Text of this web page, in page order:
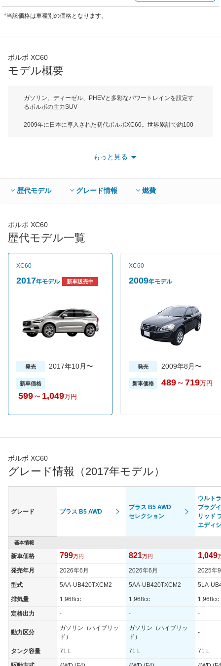
*当該価格は車種別の価格となります。
ボルボ XC60
モデル概要
ガソリン、ディーゼル、PHEVと多彩なパワートレインを設定す
るボルボの主力SUV
2009年に日本に導入された初代ボルボXC60。世界累計で約100
場。ボルボXC90やV90で採用した新プラットフォームを採用
曲線で立体的に造形、サイドは曲線に深い彫りを組み合わせた造
形で構成され、機能的かつ美しいデザインとなっている。インテ
に作り上げられた木目が美しいドリフトウッドや質感の高いメタ
ルを用いたデコレーション・パネルなど洗練された素材を取り入
れてスカンジナビアンデザインを表現している。エンジンは、T5
4気筒ディーゼル直噴ターボ、T6という最高出力320psを発生す
る2L直列4気筒ターボ＋スーパーチャージャー、そしてT8という
2L直列4気筒ターボ＋スーパーチャージャー＋モーターを組み合
12.6～15.7km/Lとなっている。PHEVのT8は、満充電時のEV走
行モードで45.4kmの航続距離を実現。駆動方式は全車4WDとな
っている。安全装備は乗員のみならず、車外の人も守る16種類以
上の先進安全・運転支援機能「インテリセーフ」を全車に標準装
備。加えて、3つのステアリングサポート機能が追加されてい
ションに「テイラード・ダッシュボード」と「ハーマンカードン
プレミアムサウンドオーディオシステム」を標準装備するととも
に、一部価格を変更した。さらに2019年3月の一部改良では、運
転支援機能の「クロス・トラフィック・アラート」に衝突回避・
被害軽減ブレーキ機能を追加。また、車線を維持するためにステ
インテグレーテッド･ルーフレールにグロッシーブラック仕上げ
を採用｡また、新たに専用オープングリッドテキスタイル/ レザ
ー･コンビネーションシートが搭載されている。2020年8月に一
は、2L直列4気筒ガソリンンターボエンジンに電動スーパーチャ
ージャーを装着することで、最高出力300ps、最大トルク420Nm
ー・モジュール）を搭載し、モーターによる回生ブレーキで発電
した電力によりエンジンの始動や動力補助を行うハイブリッドシ
ステムを搭載し、高出力と高効率を両立している。ミッションは
全車8速ATを採用し、駆動方式は4WDとなっている。（2020.8）
もっと見る
歴代モデル グレード情報 燃費
ボルボ XC60
歴代モデル一覧
XC60
2017年モデル 新車販売中
発売 2017年10月〜
新車価格
599～ 1,049万円
XC60
2009年モデル
発売 2009年8月〜
新車価格 489～ 719万円
ボルボ XC60
グレード情報（2017年モデル）
グレード プラス B5 AWD
プラス B5 AWD
セレクション
ウルト
プラグ
リッド
エディ
基本情報
新車価格 799万円 821万円 1,049
発売年月 2026年6月 2026年6月 2025年
型式 5AA-UB420TXCM2 5AA-UB420TXCM2 5LA-
排気量 1,968cc 1,968cc 1,968cc
定格出力 - - -
動力区分
ガソリン（ハイブリッ
ド）
ガソリン（ハイブリッ
ド）
-
タンク容量 71 L 71 L 71 L